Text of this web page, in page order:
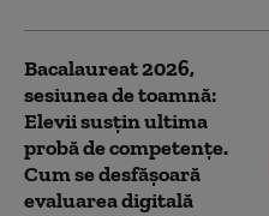
Bacalaureat 2026,
sesiunea de toamnă:
Elevii susțin ultima
probă de competențe.
Cum se desfășoară
evaluarea digitală